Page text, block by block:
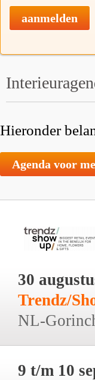
aanmelden
Hieronder
Agenda voor
30
Trendz/
NL-
9 t/m 10